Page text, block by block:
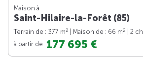
Maison à
Saint-Hilaire-la-Forêt (85)
Terrain de : 377 m2 | Maison de : 66 m2
| 2 ch.
à partir de 177 695 €